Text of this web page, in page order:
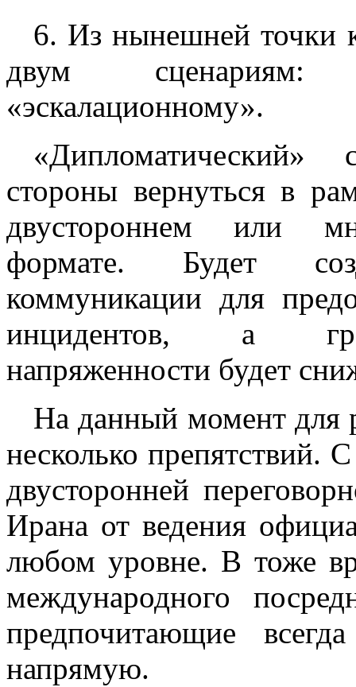
6. Из нынешней точки
двум сценариям:
«эскалационному».
«Дипломатический»
стороны вернуться в
двустороннем или
формате. Будет
коммуникации для
инцидентов, а
напряженности будет
На данный момент для
несколько препятствий.
двусторонней
Ирана от ведения
любом уровне. В тоже
международного
предпочитающие
напрямую.